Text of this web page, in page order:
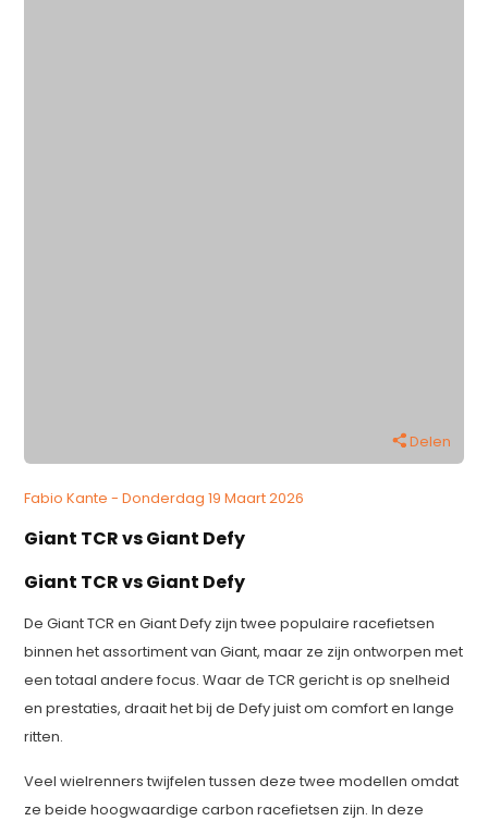
Delen
Fabio Kante - Donderdag 19 Maart 2026
Giant TCR vs Giant Defy
Giant TCR vs Giant Defy
De Giant TCR en Giant Defy zijn twee populaire racefietsen
binnen het assortiment van Giant, maar ze zijn ontworpen met
een totaal andere focus. Waar de TCR gericht is op snelheid
en prestaties, draait het bij de Defy juist om comfort en lange
ritten.
Veel wielrenners twijfelen tussen deze twee modellen omdat
ze beide hoogwaardige carbon racefietsen zijn. In deze